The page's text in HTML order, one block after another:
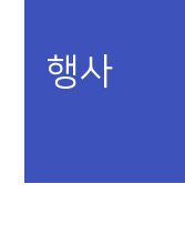
행사